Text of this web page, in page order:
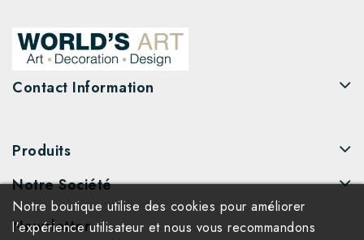
Contact Information
Produits
Notre Société
Newsletter
Notre boutique utilise des cookies pour améliorer
l'expérience utilisateur et nous vous recommandons